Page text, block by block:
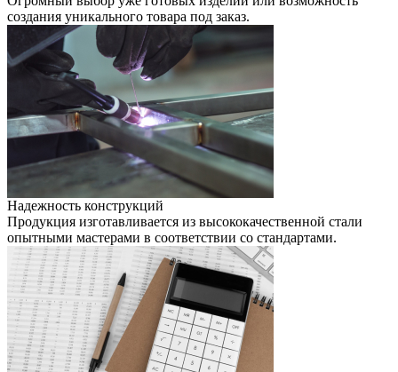
создания уникального товара под заказ.
Надежность конструкций
Продукция изготавливается из высококачественной стали
опытными мастерами в соответствии со стандартами.